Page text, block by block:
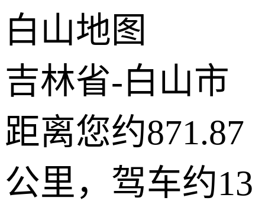
白山地图
2 公里
© 2026 AutoNavi - GS(2019)6379号
吉林省-白山市
距离您约871.87
公里，驾车约13